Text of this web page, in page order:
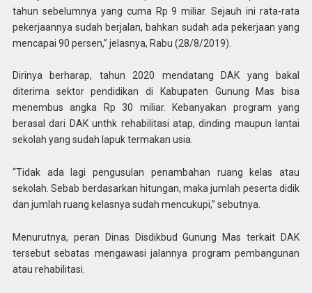
tahun sebelumnya yang cuma Rp 9 miliar. Sejauh ini rata-rata
pekerjaannya sudah berjalan, bahkan sudah ada pekerjaan yang
mencapai 90 persen,” jelasnya, Rabu (28/8/2019).
Dirinya berharap, tahun 2020 mendatang DAK yang bakal
diterima sektor pendidikan di Kabupaten Gunung Mas bisa
menembus angka Rp 30 miliar. Kebanyakan program yang
berasal dari DAK unthk rehabilitasi atap, dinding maupun lantai
sekolah yang sudah lapuk termakan usia.
“Tidak ada lagi pengusulan penambahan ruang kelas atau
sekolah. Sebab berdasarkan hitungan, maka jumlah peserta didik
dan jumlah ruang kelasnya sudah mencukupi,” sebutnya.
Menurutnya, peran Dinas Disdikbud Gunung Mas terkait DAK
tersebut sebatas mengawasi jalannya program pembangunan
atau rehabilitasi.